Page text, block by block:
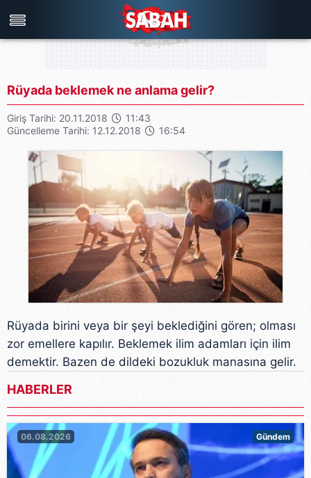
Türkiye'nin en iyi haber sitesi
Rüyada beklemek ne anlama gelir?
Giriş Tarihi: 20.11.2018
11:43
Güncelleme Tarihi: 12.12.2018
16:54
Rüyada birini veya bir şeyi beklediğini gören; olması
zor emellere kapılır. Beklemek ilim adamları için ilim
demektir. Bazen de dildeki bozukluk manasına gelir.
HABERLER
06.08.2026 Gündem